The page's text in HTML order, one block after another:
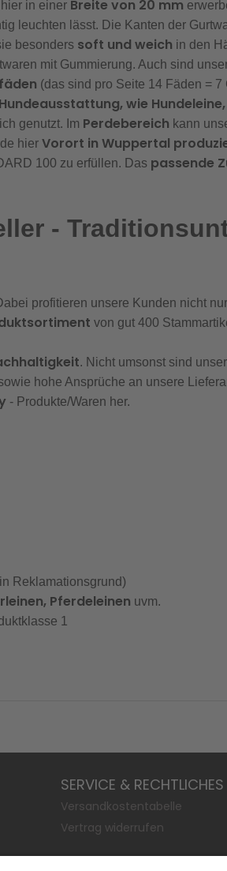
in einer Breite von 20 mm
leuchten lässt. Die Kanten der
besonders soft und weich in den
mit Gummierung. Auch sind
(das sind pro Seite 14 Fäden =
Hundeausstattung, wie
genutzt. Im Perdebereich kann
hierVorort in Wuppertal
100 zu erfüllen. Das passende
-
profitieren unsere Kunden nicht
von gut 400
. Nicht umsonst sind
hohe Ansprüche an unsere
- Produkte/Waren her.
Reklamationsgrund)
Pferdeleinen uvm.
1
SERVICE & RECHTLICHES
Versandkostentabelle
Vertrag widerrufen